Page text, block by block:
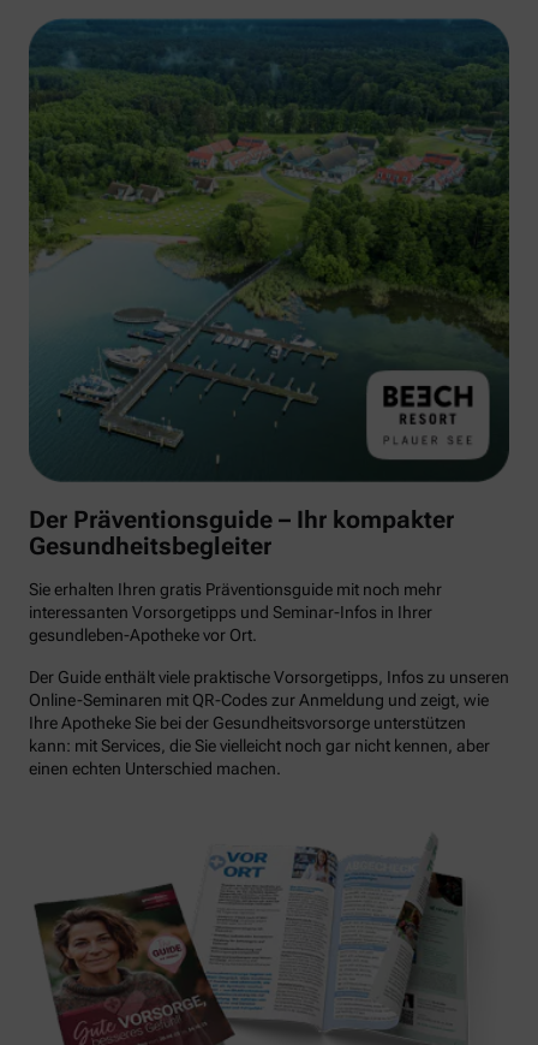
Der Präventionsguide – Ihr kompakter
Gesundheitsbegleiter
Sie erhalten Ihren gratis Präventionsguide mit noch mehr
interessanten Vorsorgetipps und Seminar-Infos in Ihrer
gesundleben-Apotheke vor Ort.
Der Guide enthält viele praktische Vorsorgetipps, Infos zu unseren
Online-Seminaren mit QR-Codes zur Anmeldung und zeigt, wie
Ihre Apotheke Sie bei der Gesundheitsvorsorge unterstützen
kann: mit Services, die Sie vielleicht noch gar nicht kennen, aber
einen echten Unterschied machen.